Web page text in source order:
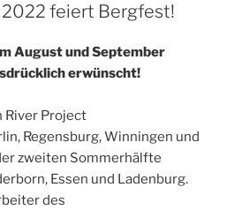
2022 feiert Bergfest!
August und September
erwünscht!
River Project
Regensburg, Winningen und
zweiten Sommerhälfte
Essen und Ladenburg.
des